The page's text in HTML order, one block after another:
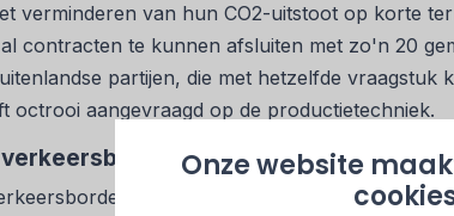
Onze website
verminderen van hun CO2-uitstoot op korte
contracten te kunnen afsluiten met zo'n 20
partijen, die met hetzelfde vraagstuk
octrooi aangevraagd op de productietechniek.
bestaat al
in Nederland zijn er minstens